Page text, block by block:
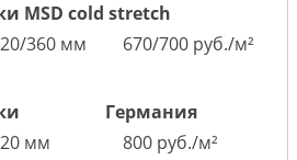
MSD cold stretch
360 мм 670/700 руб./м²
Германия
мм
800 руб./м²